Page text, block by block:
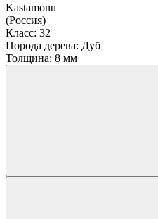
Kastamonu
(Россия)
Класс: 32
Порода дерева: Дуб
Толщина: 8 мм